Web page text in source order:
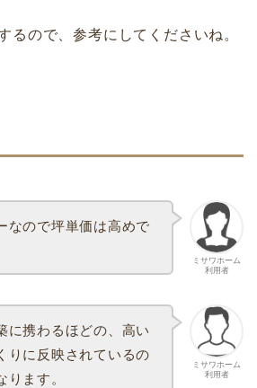
るので、参考にしてくださいね。
ミサワホーム
利用者
なので坪単価は高めで
ミサワホーム
利用者
に携わるほどの、高い
りに反映されているの
ります。